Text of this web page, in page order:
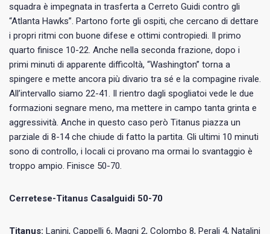
squadra è impegnata in trasferta a Cerreto Guidi contro gli
“Atlanta Hawks”. Partono forte gli ospiti, che cercano di dettare
i propri ritmi con buone difese e ottimi contropiedi. Il primo
quarto finisce 10-22. Anche nella seconda frazione, dopo i
primi minuti di apparente difficoltà, “Washington” torna a
spingere e mette ancora più divario tra sé e la compagine rivale.
All’intervallo siamo 22-41. Il rientro dagli spogliatoi vede le due
formazioni segnare meno, ma mettere in campo tanta grinta e
aggressività. Anche in questo caso però Titanus piazza un
parziale di 8-14 che chiude di fatto la partita. Gli ultimi 10 minuti
sono di controllo, i locali ci provano ma ormai lo svantaggio è
troppo ampio. Finisce 50-70.
Cerretese-Titanus Casalguidi 50-70
Titanus: Lanini, Cappelli 6, Magni 2, Colombo 8, Perali 4, Natalini